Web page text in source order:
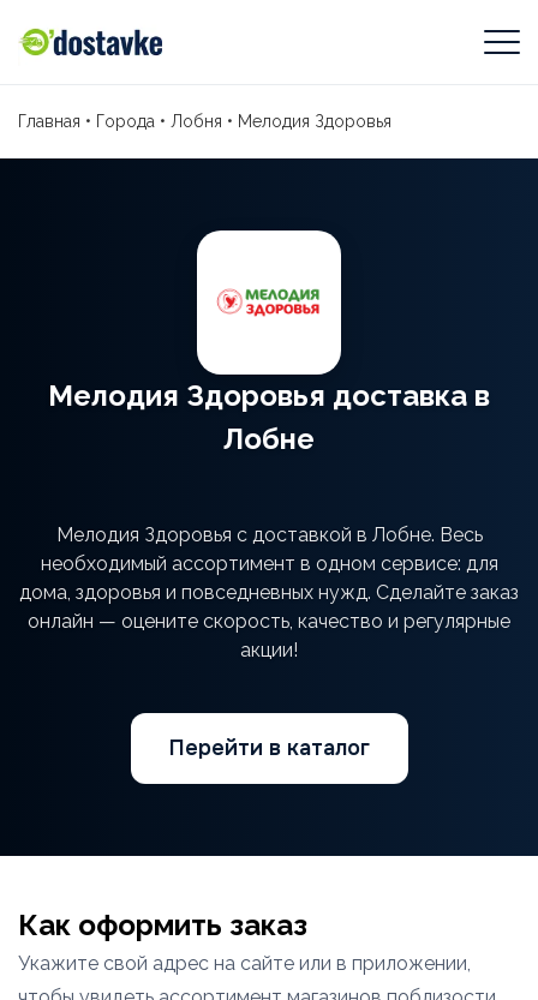
Главная • Города • Лобня • Мелодия Здоровья
Мелодия Здоровья доставка в
Лобне
Мелодия Здоровья с доставкой в Лобне. Весь
необходимый ассортимент в одном сервисе: для
дома, здоровья и повседневных нужд. Сделайте заказ
онлайн — оцените скорость, качество и регулярные
акции!
Перейти в каталог
Как оформить заказ
Укажите свой адрес на сайте или в приложении,